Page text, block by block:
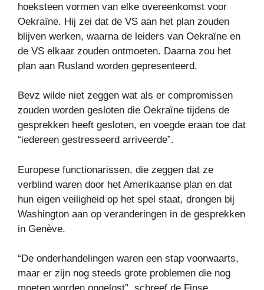
hoeksteen vormen van elke overeenkomst voor
Oekraïne. Hij zei dat de VS aan het plan zouden
blijven werken, waarna de leiders van Oekraïne en
de VS elkaar zouden ontmoeten. Daarna zou het
plan aan Rusland worden gepresenteerd.
Bevz wilde niet zeggen wat als er compromissen
zouden worden gesloten die Oekraïne tijdens de
gesprekken heeft gesloten, en voegde eraan toe dat
“iedereen gestresseerd arriveerde”.
Europese functionarissen, die zeggen dat ze
verblind waren door het Amerikaanse plan en dat
hun eigen veiligheid op het spel staat, drongen bij
Washington aan op veranderingen in de gesprekken
in Genève.
“De onderhandelingen waren een stap voorwaarts,
maar er zijn nog steeds grote problemen die nog